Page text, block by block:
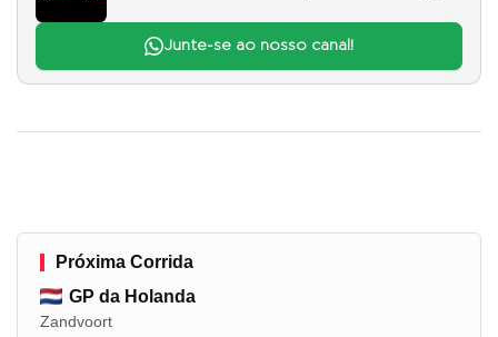
Junte-se ao nosso canal!
Próxima Corrida
GP da Holanda
Zandvoort